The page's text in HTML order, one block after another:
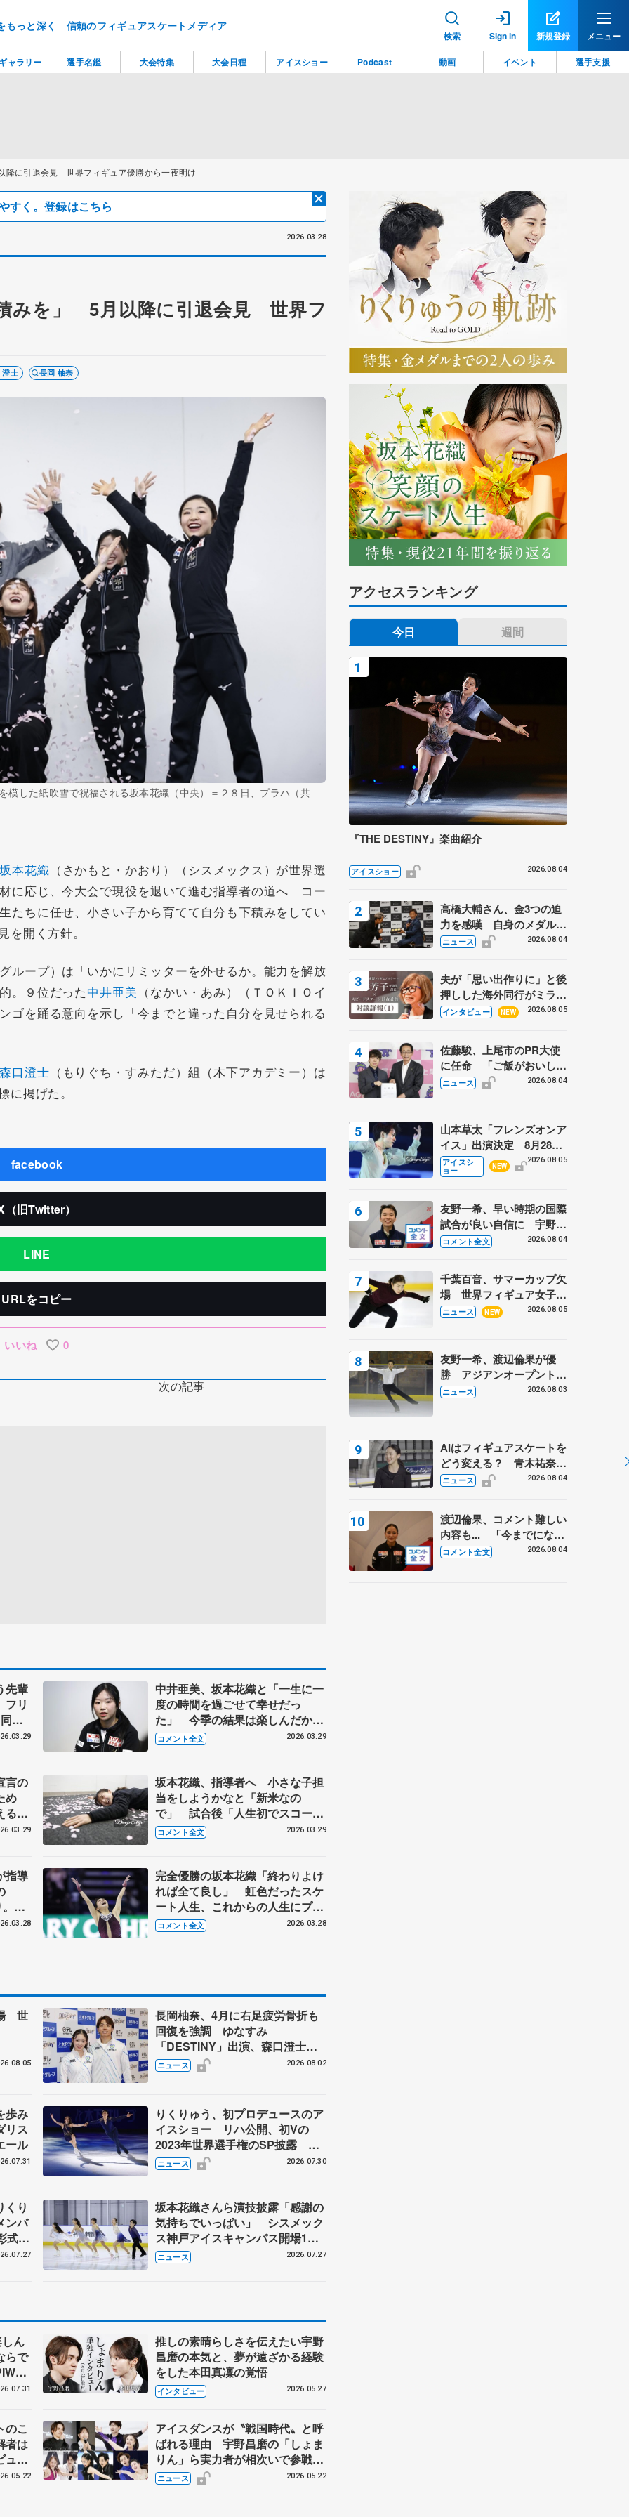
もっと深く 信頼のフィギュアスケートメディア
検索 Sign in 新規登録 メニュー
に引退会見 世界フィギュア優勝から一夜明け
すく。登録はこちら
2026.03.28
みを」 5月以降に引退会見 世界フ
澄士 長岡 柚奈
した紙吹雪で祝福される坂本花織（中央）＝２８日、プラハ（共
本花織 （さかもと・かおり）（シスメックス）が世界選
に応じ、今大会で現役を退いて進む指導者の道へ「コー
たちに任せ、小さい子から育てて自分も下積みをしてい
開く方針。
ループ）は「いかにリミッターを外せるか。能力を解放
。９位だった中井亜美 （なかい・あみ）（ＴＯＫＩＯイ
ゴを踊る意向を示し「今までと違った自分を見せられる
口澄士 （もりぐち・すみただ）組（木下アカデミー）は
掲げた。
facebook
（旧Twitter）
LINE
URLをコピー
いいね 0
次の記事
先輩
リ
じ
フィ
中井亜美、坂本花織と「一生に一
度の時間を過ごせて幸せだっ
た」 今季の結果は楽しんだから
こそ「今回の失敗も一つのストー
リー」【世界フィギュア一夜明
コメント全文 2026.03.29
言の
め
る」
坂本花織、指導者へ 小さな子担
当をしようかなと「新米なの
で」 試合後「人生初でスコーン
食べた」、報道陣に「いる人どう
ぞー」【世界フィギュア一夜明
コメント全文 2026.03.29
指導
楽
楽し
完全優勝の坂本花織「終わりよけ
れば全て良し」 虹色だったスケ
ート人生、これからの人生にプラ
スするのは？【世界フィギュア女
子フリー】
コメント全文 2026.03.28
世
長岡柚奈、4月に右足疲労骨折も
回復を強調 ゆなすみ
「DESTINY」出演、森口澄士
「力を合わせて」
ニュース 2026.08.02
歩み
リス
ール
りくりゅう、初プロデュースのア
イスショー リハ公開、初Vの
2023年世界選手権のSP披露 ハ
ゼボロ、チョクベイら豪華メンバ
ーが来日
ニュース 2026.07.30
くり
ンバ
式、
園子
坂本花織さんら演技披露「感謝の
気持ちでいっぱい」 シスメック
ス神戸アイスキャンパス開場1周
年イベント
ニュース 2026.07.27
ん
らで
前
推しの素晴らしさを伝えたい宇野
昌磨の本気と、夢が遠ざかる経験
をした本田真凜の覚悟
インタビュー 2026.05.27
のこ
者は
ュー
人、
アイスダンスが〝戦国時代〟と呼
ばれる理由 宇野昌磨の「しょま
りん」ら実力者が相次いで参戦
国内の競争激化
ニュース 2026.05.22
アクセスランキング
今日 週間
『THE DESTINY』楽曲紹介
アイスショー 2026.08.04
高橋大輔さん、金3つの迫
力を感嘆 自身のメダルは
「どちらに？」 〝リス兄
野村忠宏さんと対談
ニュース 2026.08.04
夫が「思い出作りに」と後
押しした海外同行がミラノ
まで… 繁華街のリンクで
に 小林芳子さんが振り返
るスケート人生
インタビュー NEW 2026.08.05
佐藤駿、上尾市のPR大使
に任命 「ご飯がおいし
く、住みやすいのが魅力」
ニュース 2026.08.04
山本草太「フレンズオンア
イス」出演決定 8月28日
（金）2公演のみ 荒川静
香さんプロデュース、20
アイスシ
ョー
NEW
2026.08.05
友野一希、早い時期の国際
試合が良い自信に 宇野昌
磨の現役復帰に思っている
トロフィーフリー後】
コメント全文 2026.08.04
千葉百音、サマーカップ欠
場 世界フィギュア女子2
位
ニュース NEW 2026.08.05
友野一希、渡辺倫果が優
勝 アジアンオープントロ
フィー
ニュース 2026.08.03
AIはフィギュアスケートを
どう変える？ 青木祐奈と
考える採点、トレーニング
ニュース 2026.08.04
渡辺倫果、コメント難しい
内容も... 「今までにない
くらい早めに仕上げられて
コメント全文 2026.08.04
ャラリー 選手名鑑 大会特集 大会日程 アイスショー Podcast 動画 イベント 選手支援